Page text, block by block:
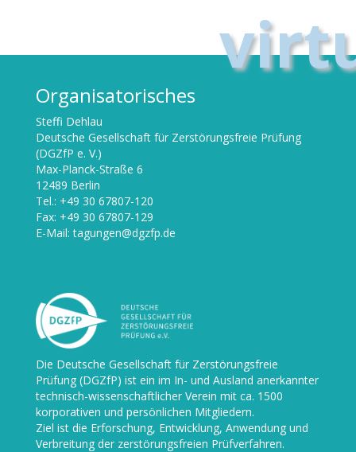
Organisatorisches
Steffi Dehlau
Deutsche Gesellschaft für Zerstörungsfreie Prüfung
(DGZfP e. V.)
Max-Planck-Straße 6
12489 Berlin
Tel.: +49 30 67807-120
Fax: +49 30 67807-129
E-Mail: tagungen@dgzfp.de
Die Deutsche Gesellschaft für Zerstörungsfreie
Prüfung (DGZfP) ist ein im In- und Ausland anerkannter
technisch-wissenschaftlicher Verein mit ca. 1500
korporativen und persönlichen Mitgliedern.
Ziel ist die Erforschung, Entwicklung, Anwendung und
Verbreitung der zerstörungsfreien Prüfverfahren.